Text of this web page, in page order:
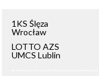
1KS Ślęza
Wrocław
LOTTO AZS
UMCS Lublin